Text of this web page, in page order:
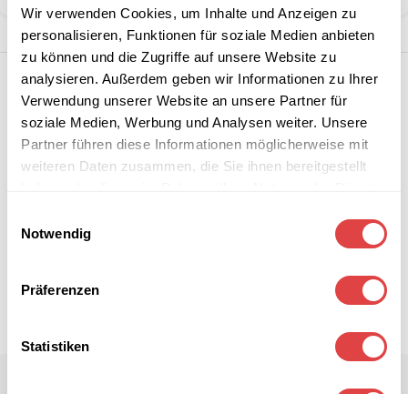
Wir verwenden Cookies, um Inhalte und Anzeigen zu
personalisieren, Funktionen für soziale Medien anbieten
zu können und die Zugriffe auf unsere Website zu
analysieren. Außerdem geben wir Informationen zu Ihrer
Verwendung unserer Website an unsere Partner für
soziale Medien, Werbung und Analysen weiter. Unsere
Partner führen diese Informationen möglicherweise mit
weiteren Daten zusammen, die Sie ihnen bereitgestellt
Notwendig
Präferenzen
Statistiken